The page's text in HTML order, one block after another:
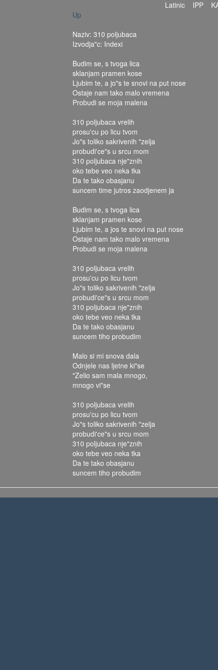
Latinic IPP
Up
Naziv: 310 poljubaca
Izvodja"c: Indexi
Budim se, s tvoga lica
sklanjam pramen kose
Ljubim te, a jo"s te snovi na put nose
Ostaje nam tako malo vremena
Probudi se moja malena
310 poljubaca vrelih
prosu'cu po licu tvom
Jo"s toliko sakrivenih "zelja
probudi'ce"s u srcu mom
310 poljubaca nje"znih
oko tebe veo neka tka
Da te tako obasjanu
suncem time jutros zaodjenem ja
Budim se, s tvoga lica
sklanjam pramen kose
Ljubim te, a jos te snovi na put nose
Ostaje nam tako malo vremena
Probudi se moja malena
310 poljubaca vrelih
prosu'cu po licu tvom
Jo"s toliko sakrivenih "zelja
probudi'ce"s u srcu mom
310 poljubaca nje"znih
oko tebe veo neka tka
Da te tako obasjanu
suncem tiho probudim
Malo si mi snova dala
Odnjele nas ljetne ki"se
"Zelio sam mala mnogo,
mnogo vi"se
310 poljubaca vrelih
prosu'cu po licu tvom
Jo"s toliko sakrivenih "zelja
probudi'ce"s u srcu mom
310 poljubaca nje"znih
oko tebe veo neka tka
Da te tako obasjanu
suncem tiho probudim